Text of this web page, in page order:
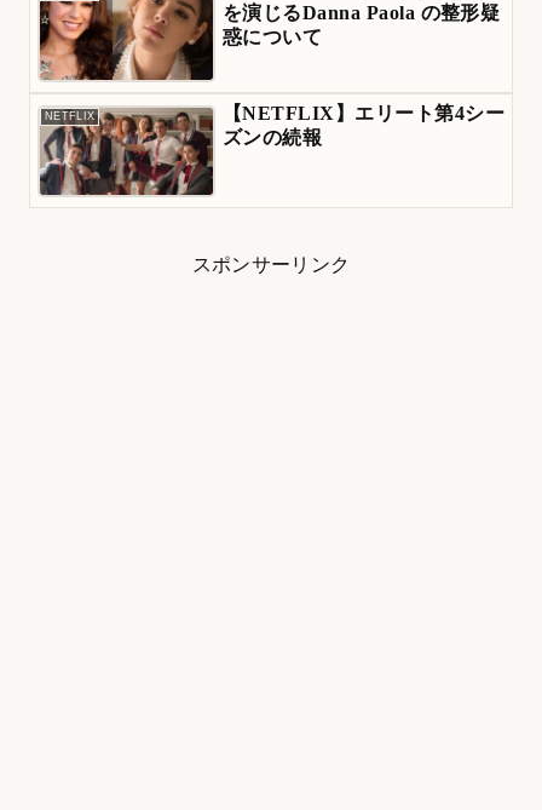
を演じるDanna Paola の整形疑
惑について
NETFLIX
【NETFLIX】エリート第4シー
ズンの続報
スポンサーリンク